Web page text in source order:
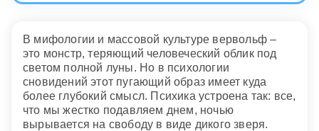
В мифологии и массовой культуре вервольф –
это монстр, теряющий человеческий облик под
светом полной луны. Но в психологии
сновидений этот пугающий образ имеет куда
более глубокий смысл. Психика устроена так: все,
что мы жестко подавляем днем, ночью
вырывается на свободу в виде дикого зверя.